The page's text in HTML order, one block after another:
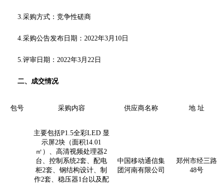
3.采购方式：竞争性磋商
4.采购公告发布日期：2022年3月10日
5.评审日期：2022年3月22日
二、成交情况
包号 采购内容 供应商名称 地 址
主要包括P1.5全彩LED 显
示屏2块（面积14.01
㎡）、高清视频处理器2
台、控制系统2套、配电
柜2套、钢结构设计、制
作2套、稳压器1台以及配
中国移动通信集
团河南有限公司
郑州市经三路
48号